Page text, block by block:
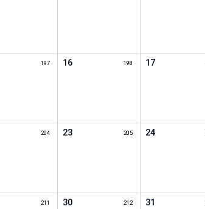
197 16 198 17
204 23 205 24
211 30 212 31